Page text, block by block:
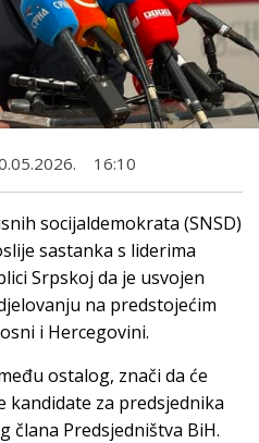
16:10
socijaldemokrata (SNSD)
sastanka s liderima
Srpskoj da je usvojen
na predstojećim
i Hercegovini.
ostalog, znači da će
kandidate za predsjednika
člana Predsjedništva BiH.